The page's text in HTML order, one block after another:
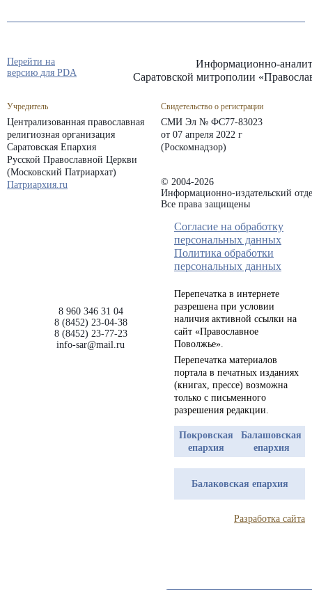
8 960 346 31 04
8 (8452) 23-04-38
8 (8452) 23-77-23
info-sar@mail.ru
Информационно-
Саратовской митрополии
Учредитель
Централизованная православная
религиозная организация
Саратовская Епархия
Русской Православной Церкви
(Московский Патриархат)
Патриархия.ru
Свидетельство о регистрации
СМИ Эл № ФС77-83023
от 07 апреля 2022 г
(Роскомнадзор)
© 2004-2026
Информационно-издательский
Все права защищены
Согласие на обработку
персональных данных
Политика обработки
персональных данных
Перепечатка в интернете
разрешена при условии
наличия активной ссылки на
сайт «Православное
Поволжье».
Перепечатка материалов
портала в печатных изданиях
(книгах, прессе) возможна
только с письменного
разрешения редакции.
Покровская
епархия
Балашовская
епархия
Балаковская епархия
Перейти на
версию для PDA
Разработка сайта